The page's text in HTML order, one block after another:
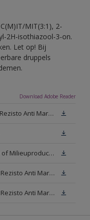
MIT(3:1), 2-
2H-isothiazool-3-on.
Let op! Bij
druppels
Download Adobe Reader
Technisch Informatieblad Alpha Rezisto Anti Marks (PDF)
Sikkens Interior Wallpaints - EPD of Milieuproductverklaring
Veiligheidsinformatieblad Alpha Rezisto Anti Marks Mat White W05 (MSDS)
Veiligheidsinformatieblad Alpha Rezisto Anti Marks Mat N00 (MSDS)